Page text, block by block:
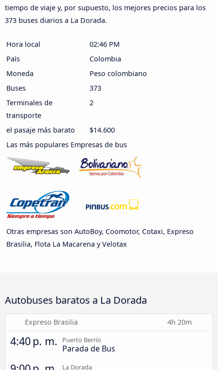
tiempo de viaje y, por supuesto, los mejores precios para los
373 buses diarios a La Dorada.
Hora local
02:46 PM
País
Colombia
Moneda
Peso colombiano
Buses
373
Terminales de
transporte
2
el pasaje más barato
$14.600
Las más populares Empresas de bus
Otras empresas son AutoBoy, Coomotor, Cotaxi, Expreso
Brasilia, Flota La Macarena y Velotax
Autobuses baratos a La Dorada
Expreso Brasilia 4h 20m
4:40 p. m. Puerto Berrío
Parada de Bus
La Dorada